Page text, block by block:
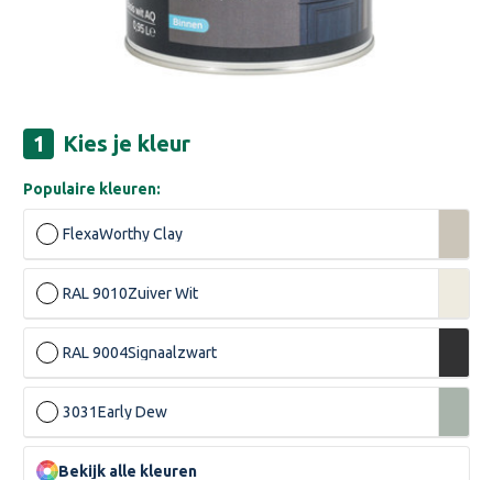
Kies je kleur
Populaire kleuren:
FlexaWorthy Clay
RAL 9010Zuiver Wit
RAL 9004Signaalzwart
3031Early Dew
Bekijk alle kleuren